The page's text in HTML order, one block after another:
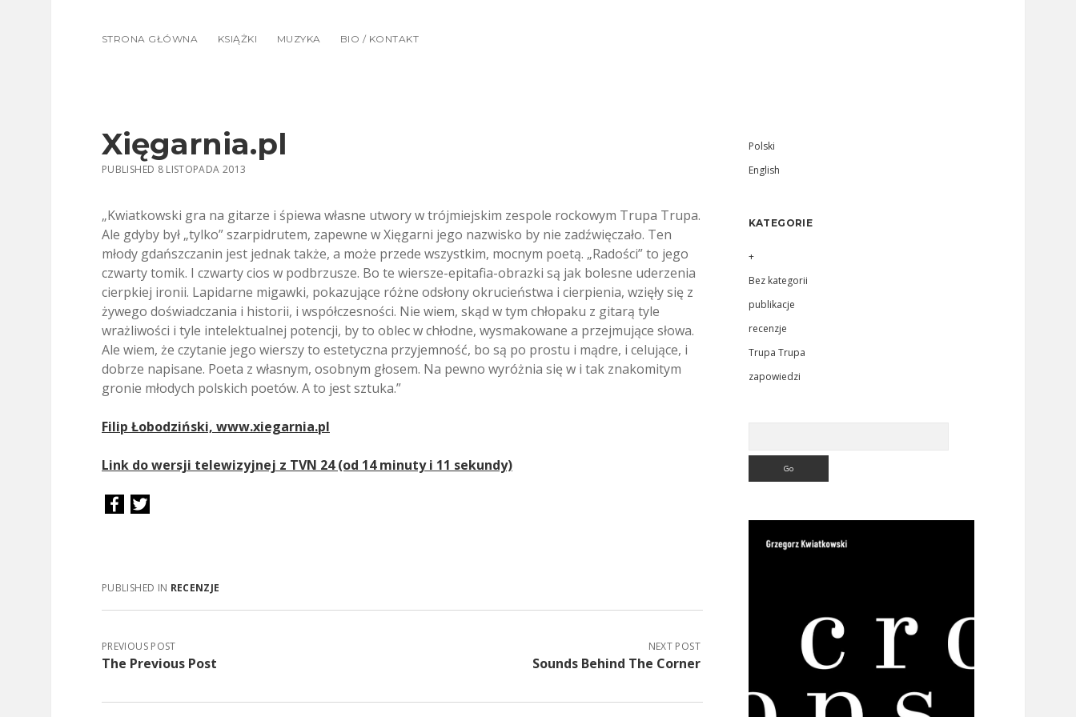
STRONA GŁÓWNA KSIĄŻKI MUZYKA BIO / KONTAKT
Xięgarnia.pl
PUBLISHED 8 LISTOPADA 2013
„Kwiatkowski gra na gitarze i śpiewa własne utwory w trójmiejskim zespole rockowym Trupa Trupa.
Ale gdyby był „tylko” szarpidrutem, zapewne w Xięgarni jego nazwisko by nie zadźwięczało. Ten
młody gdańszczanin jest jednak także, a może przede wszystkim, mocnym poetą. „Radości” to jego
czwarty tomik. I czwarty cios w podbrzusze. Bo te wiersze-epitafia-obrazki są jak bolesne uderzenia
cierpkiej ironii. Lapidarne migawki, pokazujące różne odsłony okrucieństwa i cierpienia, wzięły się z
żywego doświadczania i historii, i współczesności. Nie wiem, skąd w tym chłopaku z gitarą tyle
wrażliwości i tyle intelektualnej potencji, by to oblec w chłodne, wysmakowane a przejmujące słowa.
Ale wiem, że czytanie jego wierszy to estetyczna przyjemność, bo są po prostu i mądre, i celujące, i
dobrze napisane. Poeta z własnym, osobnym głosem. Na pewno wyróżnia się w i tak znakomitym
gronie młodych polskich poetów. A to jest sztuka.”
Filip Łobodziński, www.xiegarnia.pl
Link do wersji telewizyjnej z TVN 24 (od 14 minuty i 11 sekundy)
PUBLISHED IN RECENZJE
PREVIOUS POST
The Previous Post
NEXT POST
Sounds Behind The Corner
Sidebar
Polski
English
KATEGORIE
+
Bez kategorii
publikacje
recenzje
Trupa Trupa
zapowiedzi